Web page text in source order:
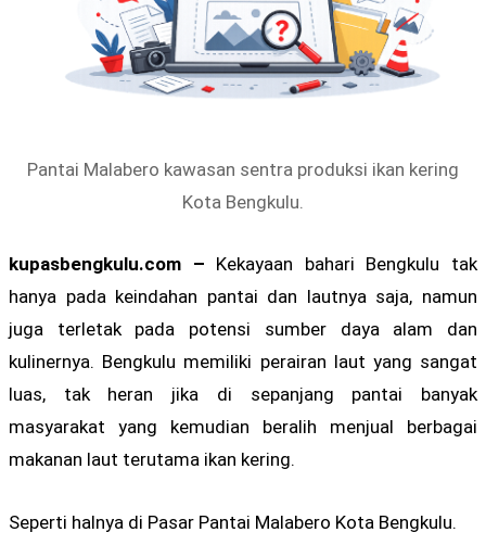
Pantai Malabero kawasan sentra produksi ikan kering
Kota Bengkulu.
kupasbengkulu.com – Kekayaan bahari Bengkulu tak
hanya pada keindahan pantai dan lautnya saja, namun
juga terletak pada potensi sumber daya alam dan
kulinernya. Bengkulu memiliki perairan laut yang sangat
luas, tak heran jika di sepanjang pantai banyak
masyarakat yang kemudian beralih menjual berbagai
makanan laut terutama ikan kering.
Seperti halnya di Pasar Pantai Malabero Kota Bengkulu.